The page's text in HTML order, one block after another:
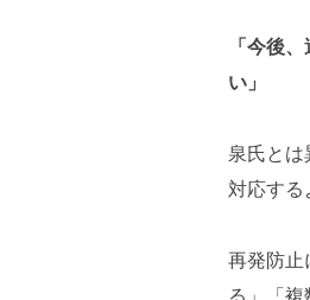
「今後
い」
泉氏とは
対応する
再発防止
る」「